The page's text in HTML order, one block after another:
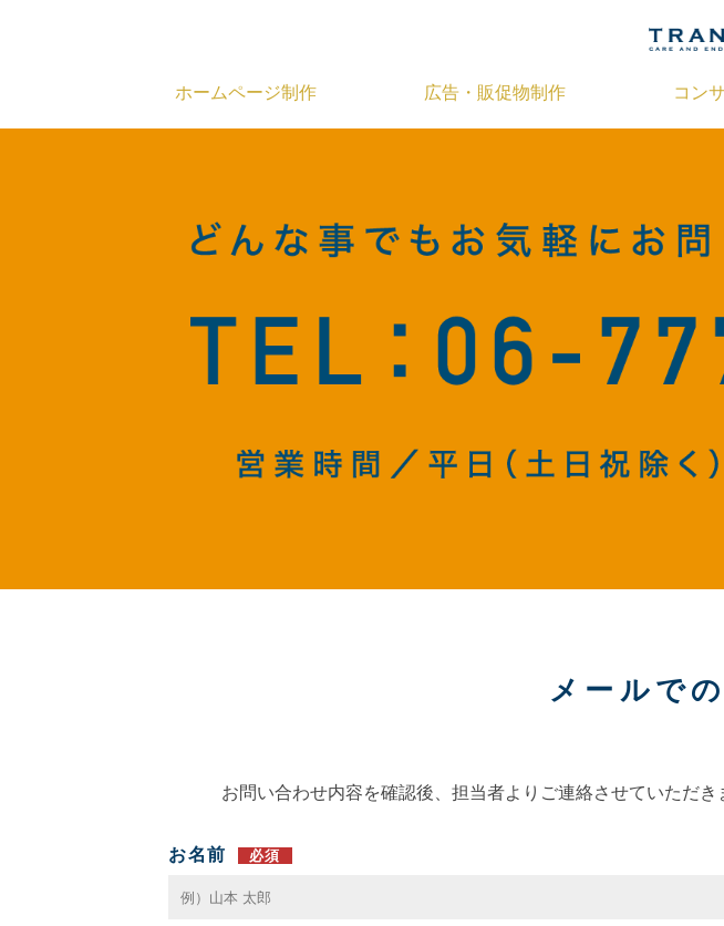
ホームページ制作 広告・販促物制作
ポケットフォルダ 伝票
社名シール 事前相談シート
フューネラルインフォメーション
コン
メールで
お問い合わせ内容を確認後、担当者よりご連絡させていただ
お名前 必須